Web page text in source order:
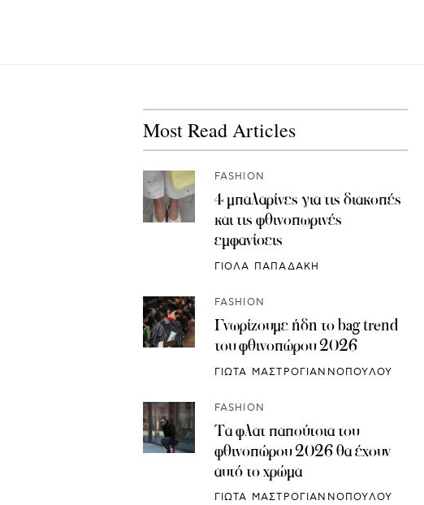
Most Read Articles
FASHION
4 μπαλαρίνες για τις διακοπές
και τις φθινοπωρινές
εμφανίσεις
ΓΙΟΛΑ ΠΑΠΑΔΑΚΗ
FASHION
Γνωρίζουμε ήδη το bag trend
του φθινοπώρου 2026
ΓΙΩΤΑ ΜΑΣΤΡΟΓΙΑΝΝΟΠΟΥΛΟΥ
FASHION
Τα φλατ παπούτσια του
φθινοπώρου 2026 θα έχουν
αυτό το χρώμα
ΓΙΩΤΑ ΜΑΣΤΡΟΓΙΑΝΝΟΠΟΥΛΟΥ